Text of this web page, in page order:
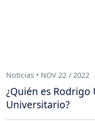
Noticias • NOV 22 / 2022
¿Quién es
Universitario?